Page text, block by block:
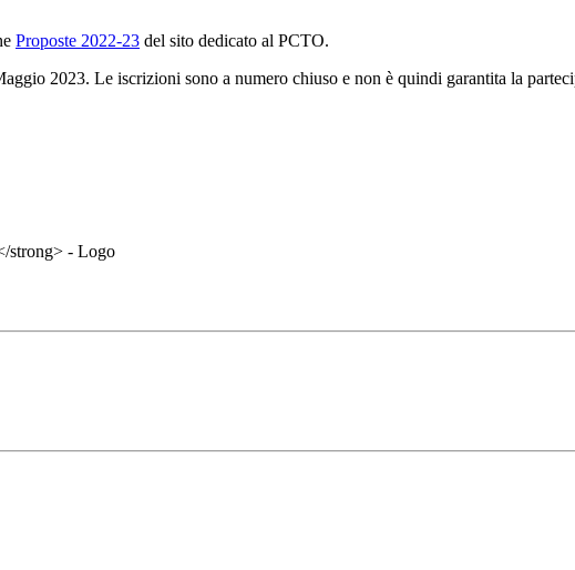
Proposte 2022-23 del sito dedicato al PCTO.
2023. Le iscrizioni sono a numero chiuso e non è quindi garantita la